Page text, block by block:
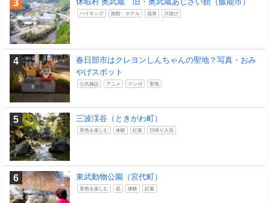
ハイキング 旅館・ホテル 温泉 川遊び
春日部市はクレヨンしんちゃんの聖地？写真・おみ
やげスポット
公共施設 アニメ マンガ 聖地
三波渓谷（ときがわ町）
景色を楽しむ 体験 紅葉 日帰り入浴
東武動物公園（宮代町）
景色を楽しむ 花 体験 紅葉